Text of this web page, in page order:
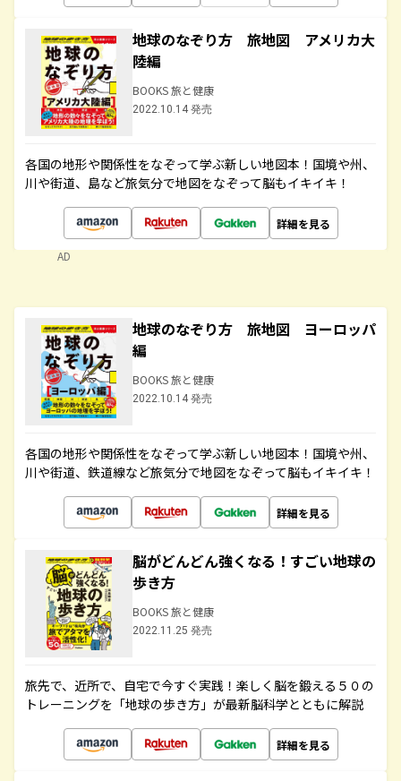
地球のなぞり方 旅地図 アメリカ大
陸編
BOOKS 旅と健康
2022.10.14 発売
各国の地形や関係性をなぞって学ぶ新しい地図本！国境や州、
川や街道、島など旅気分で地図をなぞって脳もイキイキ！
詳細を見る
AD
地球のなぞり方 旅地図 ヨーロッパ
編
BOOKS 旅と健康
2022.10.14 発売
各国の地形や関係性をなぞって学ぶ新しい地図本！国境や州、
川や街道、鉄道線など旅気分で地図をなぞって脳もイキイキ！
詳細を見る
脳がどんどん強くなる！すごい地球の
歩き方
BOOKS 旅と健康
2022.11.25 発売
旅先で、近所で、自宅で今すぐ実践！楽しく脳を鍛える５０の
トレーニングを「地球の歩き方」が最新脳科学とともに解説
詳細を見る